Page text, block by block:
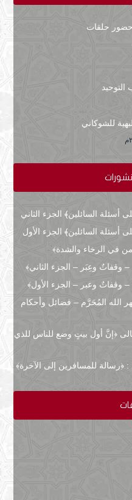
حلقات
للشوكاني
أسئلة السائلين﴾ الجزء الثاني
أسئلة السائلين﴾ الجزء الأول
في الرخاء والشدة﴾
وقفاتٌ وعِبَر – الجزء الثاني﴾
وقفاتٌ وعبر – الجزء الأول﴾
الله المُحَرَّم – فضائل وأحكام
﴿إنَّ أول بيتٍ وضع للناس للذي
: ﴿رسالة للمسافرين إلى الآخرة﴾